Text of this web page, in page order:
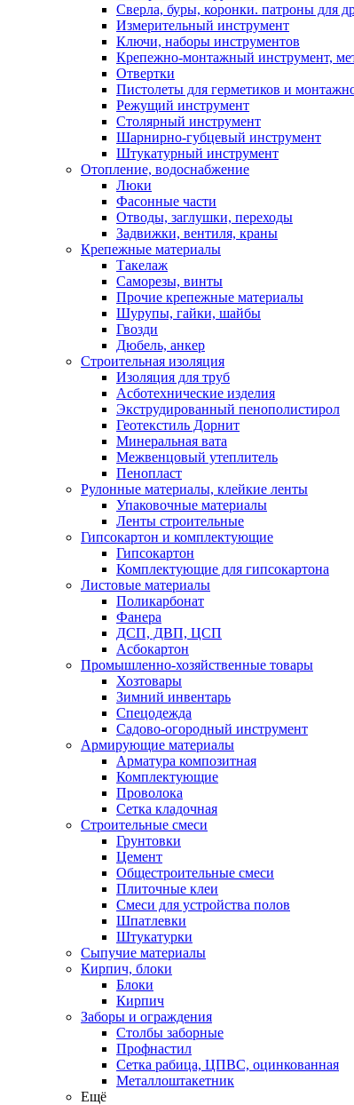
Сверла, буры, коронки. патроны для
Измерительный инструмент
Ключи, наборы инструментов
Крепежно-монтажный инструмент,
Отвертки
Пистолеты для герметиков и
Режущий инструмент
Столярный инструмент
Шарнирно-губцевый инструмент
Штукатурный инструмент
Отопление, водоснабжение
Люки
Фасонные части
Отводы, заглушки, переходы
Задвижки, вентиля, краны
Крепежные материалы
Такелаж
Саморезы, винты
Прочие крепежные материалы
Шурупы, гайки, шайбы
Гвозди
Дюбель, анкер
Строительная изоляция
Изоляция для труб
Асботехнические изделия
Экструдированный пенополистирол
Геотекстиль Дорнит
Минеральная вата
Межвенцовый утеплитель
Пенопласт
Рулонные материалы, клейкие ленты
Упаковочные материалы
Ленты строительные
Гипсокартон и комплектующие
Гипсокартон
Комплектующие для гипсокартона
Листовые материалы
Поликарбонат
Фанера
ДСП, ДВП, ЦСП
Асбокартон
Промышленно-хозяйственные товары
Хозтовары
Зимний инвентарь
Спецодежда
Садово-огородный инструмент
Армирующие материалы
Арматура композитная
Комплектующие
Проволока
Сетка кладочная
Строительные смеси
Грунтовки
Цемент
Общестроительные смеси
Плиточные клеи
Смеси для устройства полов
Шпатлевки
Штукатурки
Сыпучие материалы
Кирпич, блоки
Блоки
Кирпич
Заборы и ограждения
Столбы заборные
Профнастил
Сетка рабица, ЦПВС, оцинкованная
Металлоштакетник
Ещё